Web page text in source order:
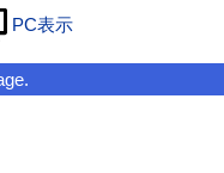
PC表示